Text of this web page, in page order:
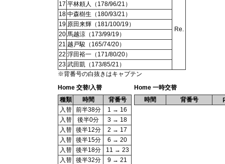
Re.
17 平林頼人（178/96/21）
18 中森樹生（180/93/21）
19 原田来輝（181/100/19）
20 馬越涼（173/99/19）
21 越戸駿（165/74/20）
22 浮田裕一（171/80/20）
23 武田凱（173/85/21）
※背番号の白抜きはキャプテン
Home 交替/入替
種類
時間
背番号
入替
前半38分
1 → 16
入替
後半0分
3 → 18
入替
後半12分
2 → 17
入替
後半15分
6 → 20
入替
後半18分
11 → 23
入替
後半32分 9 → 21
Home 一時交替
時間
背番号